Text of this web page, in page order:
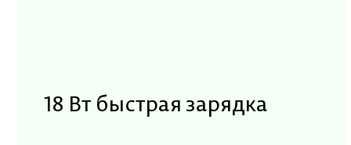
18 Вт быстрая зарядка